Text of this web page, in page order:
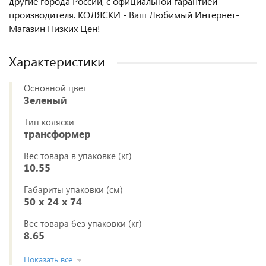
производителя. КОЛЯСКИ - Ваш Любимый Интернет-
Магазин Низких Цен!
Характеристики
Основной цвет
Зеленый
Тип коляски
трансформер
Вес товара в упаковке (кг)
10.55
Габариты упаковки (см)
50 x 24 x 74
Вес товара без упаковки (кг)
8.65
Показать все